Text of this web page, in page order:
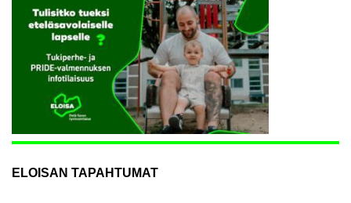
ELOI­SAN TA­PAH­TU­MAT